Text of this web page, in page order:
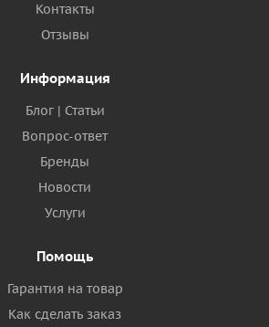
Контакты
Отзывы
Информация
Блог | Статьи
Вопрос-ответ
Бренды
Новости
Услуги
Помощь
Гарантия на товар
Как сделать заказ